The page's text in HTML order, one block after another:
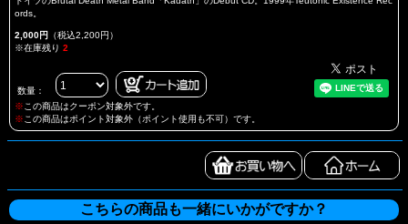
ords。
2,000円 （税込2,200円）
※在庫残り 2
数量：
※ この商品はクーポン対象外です。
※ この商品はポイント対象外（ポイント使用も不可）です。
こちらの商品も一緒にいかがですか？